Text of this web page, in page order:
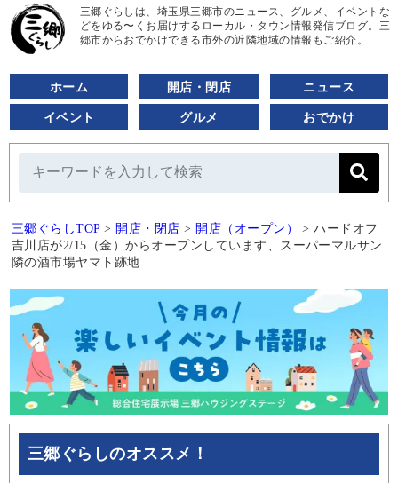
三郷ぐらしは、埼玉県三郷市のニュース、グルメ、イベントな
どをゆる〜くお届けするローカル・タウン情報発信ブログ。三
郷市からおでかけできる市外の近隣地域の情報もご紹介。
ホーム 開店・閉店 ニュース
イベント グルメ おでかけ
三郷ぐらしTOP > 開店・閉店 > 開店（オープン） > ハードオフ
吉川店が2/15（金）からオープンしています、スーパーマルサン
隣の酒市場ヤマト跡地
三郷ぐらしのオススメ！